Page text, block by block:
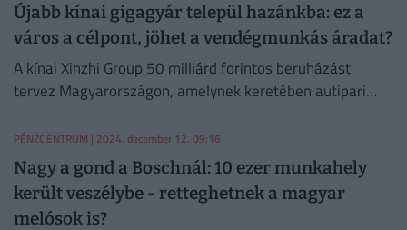
Újabb kínai gigagyár települ hazánkba: ez a
város a célpont, jöhet a vendégmunkás áradat?
A kínai Xinzhi Group 50 milliárd forintos beruházást
tervez Magyarországon, amelynek keretében autipari
PÉNZCENTRUM | 2024. december 12. 09:16
Nagy a gond a Boschnál: 10 ezer munkahely
került veszélybe - retteghetnek a magyar
melósok is?